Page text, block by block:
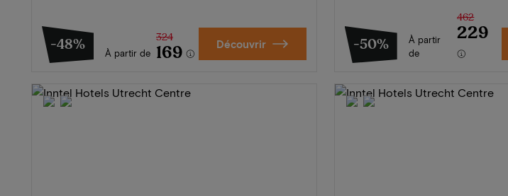
-48% À partir de
324
169 Découvrir -50%
À partir
de
462
229